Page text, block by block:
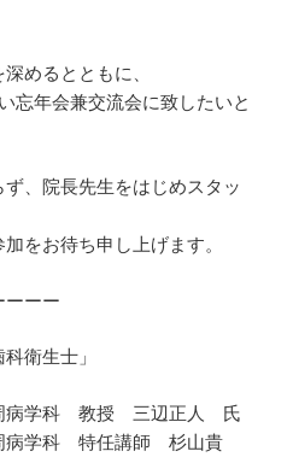
めるとともに、
忘年会兼交流会に致したいと
、院長先生をはじめスタッ
をお待ち申し上げます。
ーーー
衛生士」
病学科 教授 三辺正人 氏
学科 特任講師 杉山貴